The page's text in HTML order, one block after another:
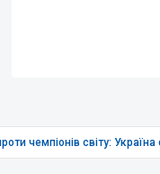
чемпіонів світу: